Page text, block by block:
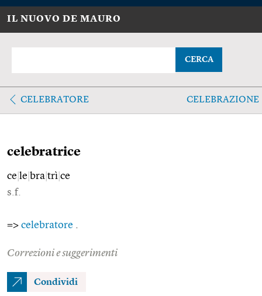
IL NUOVO DE MAURO
CERCA
CELEBRATORE CELEBRAZIONE
celebratrice
ce le bra trì ce
s.f.
=> celebratore
Correzioni e suggerimenti
Condividi